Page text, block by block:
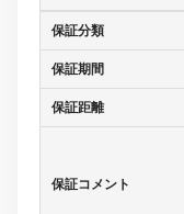
保証分類
保証期間
保証距離
保証コメント